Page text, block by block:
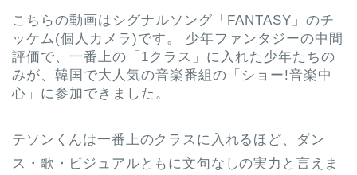
こちらの動画はシグナルソング「FANTASY」のチ
ッケム(個人カメラ)です。 少年ファンタジーの中間
評価で、一番上の「1クラス」に入れた少年たちの
みが、韓国で大人気の音楽番組の「ショー!音楽中
心」に参加できました。
テソンくんは一番上のクラスに入れるほど、ダン
ス・歌・ビジュアルともに文句なしの実力と言えま